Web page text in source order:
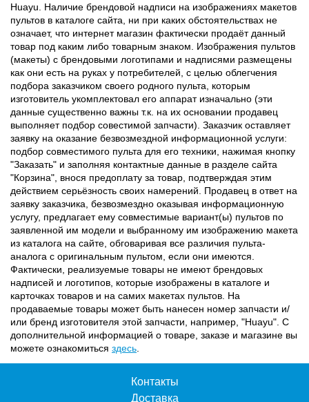
Huayu. Наличие брендовой надписи на изображениях макетов
пультов в каталоге сайта, ни при каких обстоятельствах не
означает, что интернет магазин фактически продаёт данный
товар под каким либо товарным знаком. Изображения пультов
(макеты) с брендовыми логотипами и надписями размещены
как они есть на руках у потребителей, с целью облегчения
подбора заказчиком своего родного пульта, которым
изготовитель укомплектовал его аппарат изначально (эти
данные существенно важны т.к. на их основании продавец
выполняет подбор совестимой запчасти). Заказчик оставляет
заявку на оказание безвозмездной информационной услуги:
подбор совместимого пульта для его техники, нажимая кнопку
"Заказать" и заполняя контактные данные в разделе сайта
"Корзина", внося предоплату за товар, подтверждая этим
действием серьёзность своих намерений. Продавец в ответ на
заявку заказчика, безвозмездно оказывая информационную
услугу, предлагает ему совместимые вариант(ы) пультов по
заявленной им модели и выбранному им изображению макета
из каталога на сайте, обговаривая все различия пульта-
аналога с оригинальным пультом, если они имеются.
Фактически, реализуемые товары не имеют брендовых
надписей и логотипов, которые изображены в каталоге и
карточках товаров и на самих макетах пультов. На
продаваемые товары может быть нанесен номер запчасти и/
или бренд изготовителя этой запчасти, например, "Huayu". С
дополнительной информацией о товаре, заказе и магазине вы
можете ознакомиться здесь
Контакты
Доставка